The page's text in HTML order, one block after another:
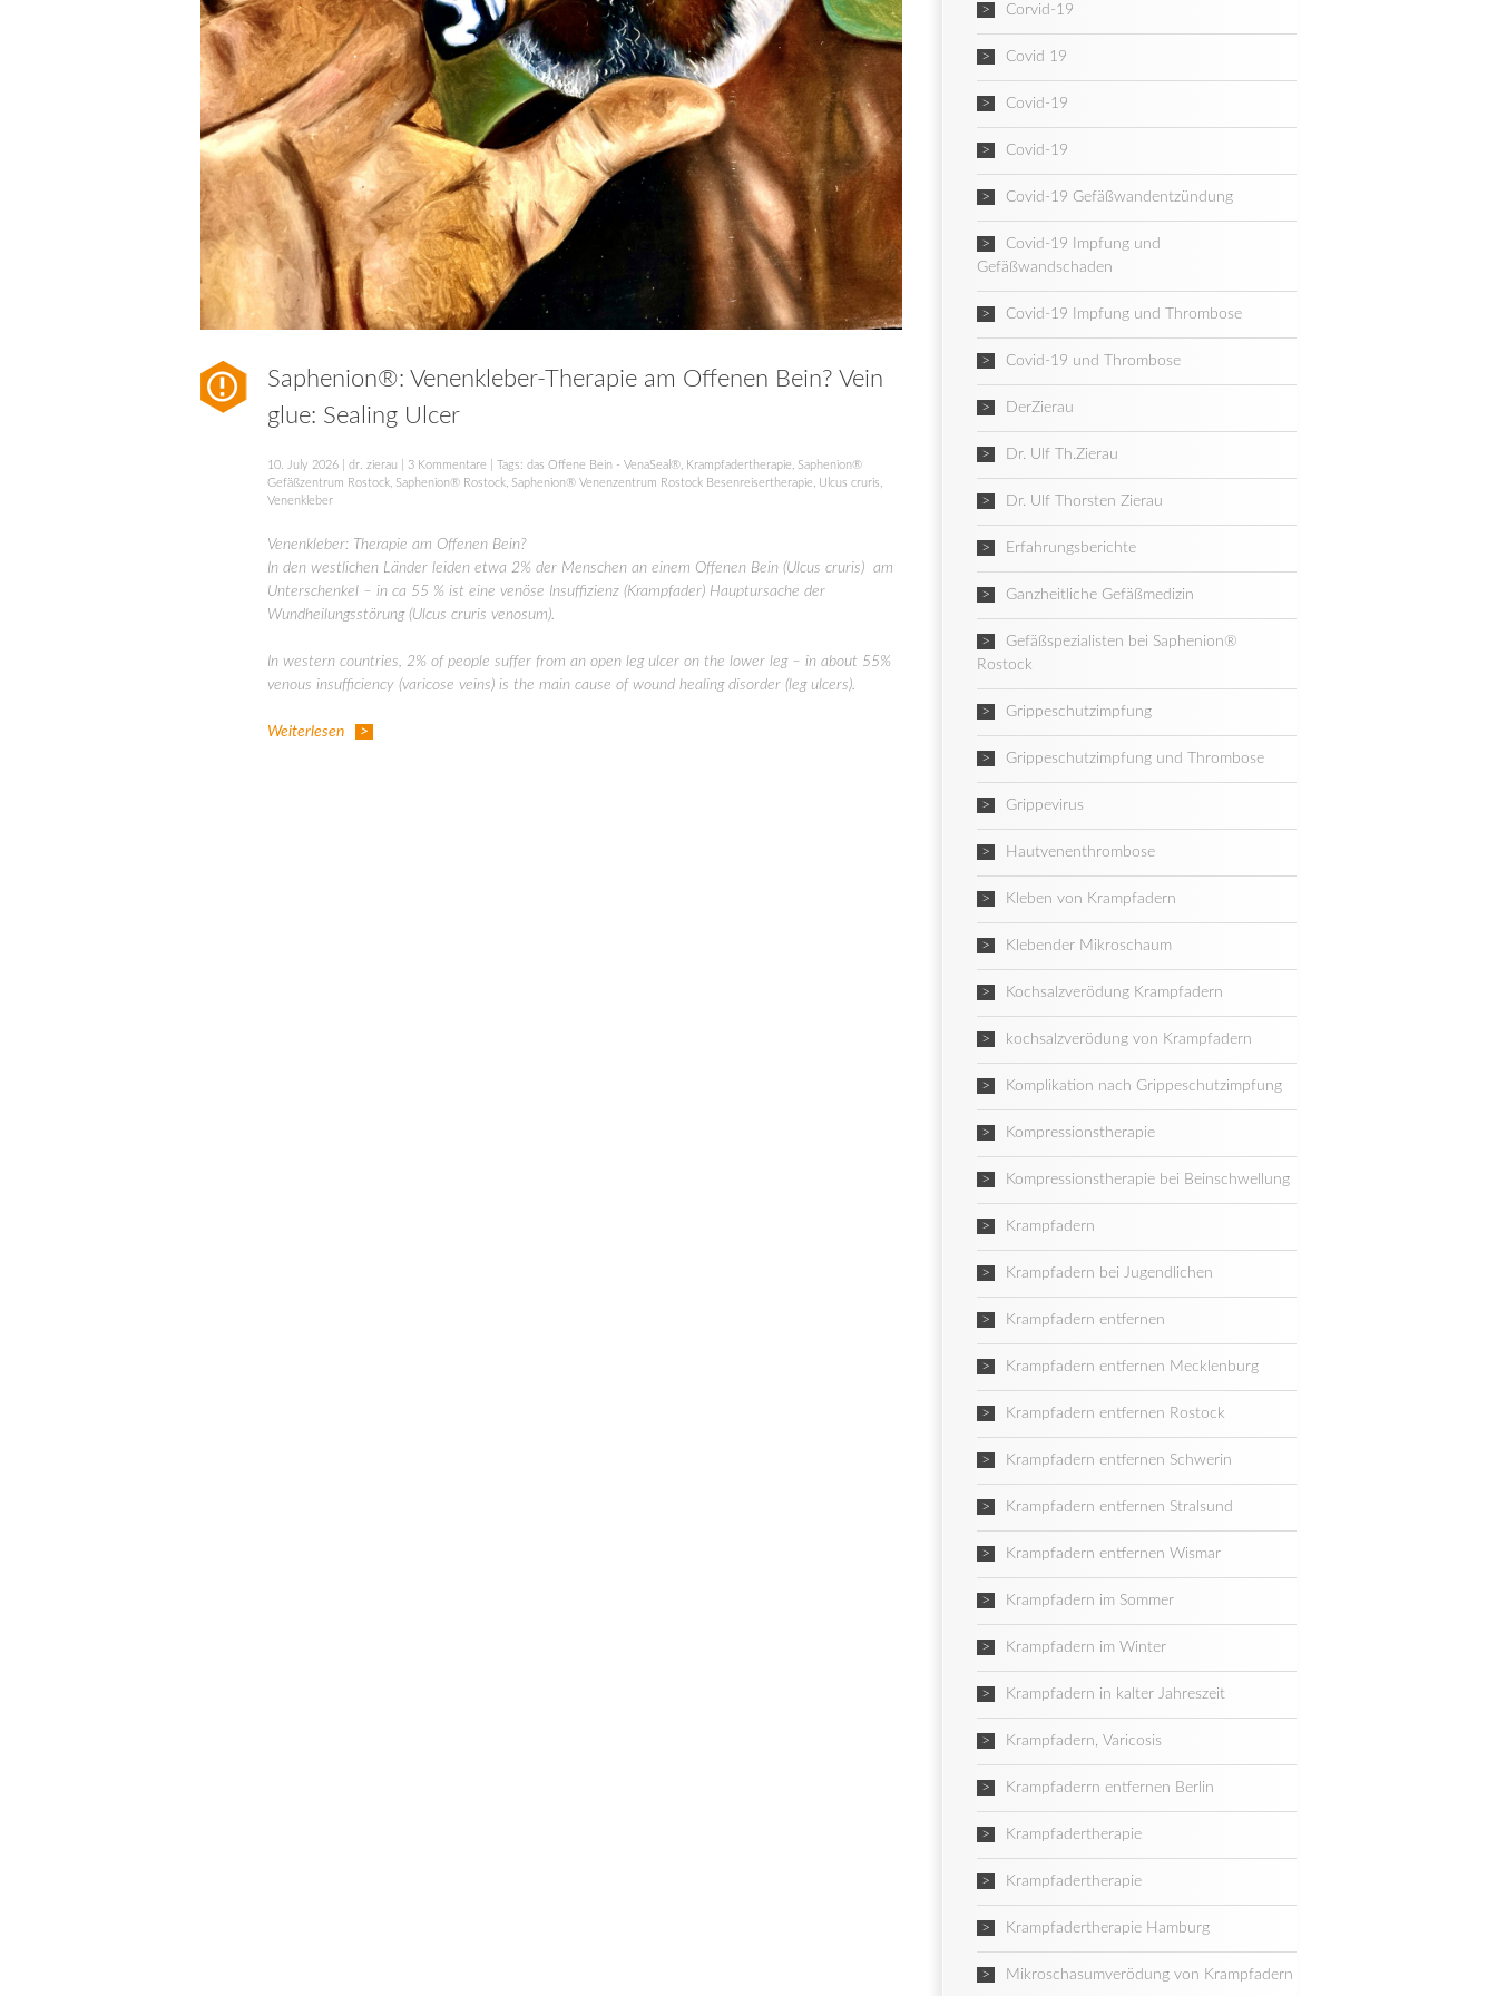
Saphenion®: Venenkleber-Therapie am Offenen Bein? Vein
glue: Sealing Ulcer
10. July 2026 dr. zierau 3 Kommentare | Tags: das Offene Bein - VenaSeal®, Krampfadertherapie, Saphenion®
Gefäßzentrum Rostock, Saphenion® Rostock, Saphenion® Venenzentrum Rostock Besenreisertherapie, Ulcus cruris,
Venenkleber
Venenkleber: Therapie am Offenen Bein?
In den westlichen Länder leiden etwa 2% der Menschen an einem Offenen Bein (Ulcus cruris) am
Unterschenkel – in ca 55 % ist eine venöse Insuffizienz (Krampfader) Hauptursache der
Wundheilungsstörung (Ulcus cruris venosum).
In western countries, 2% of people suffer from an open leg ulcer on the lower leg – in about 55%
venous insufficiency (varicose veins) is the main cause of wound healing disorder (leg ulcers).
Weiterlesen
Corvid-19
Covid 19
Covid-19
Covid-19
Covid-19 Gefäßwandentzündung
Covid-19 Impfung und
Gefäßwandschaden
Covid-19 Impfung und Thrombose
Covid-19 und Thrombose
DerZierau
Dr. Ulf Th.Zierau
Dr. Ulf Thorsten Zierau
Erfahrungsberichte
Ganzheitliche Gefäßmedizin
Gefäßspezialisten bei Saphenion®
Rostock
Grippeschutzimpfung
Grippeschutzimpfung und Thrombose
Grippevirus
Hautvenenthrombose
Kleben von Krampfadern
Klebender Mikroschaum
Kochsalzverödung Krampfadern
kochsalzverödung von Krampfadern
Komplikation nach Grippeschutzimpfung
Kompressionstherapie
Kompressionstherapie bei Beinschwellung
Krampfadern
Krampfadern bei Jugendlichen
Krampfadern entfernen
Krampfadern entfernen Mecklenburg
Krampfadern entfernen Rostock
Krampfadern entfernen Schwerin
Krampfadern entfernen Stralsund
Krampfadern entfernen Wismar
Krampfadern im Sommer
Krampfadern im Winter
Krampfadern in kalter Jahreszeit
Krampfadern, Varicosis
Krampfaderrn entfernen Berlin
Krampfadertherapie
Krampfadertherapie
Krampfadertherapie Hamburg
Mikroschasumverödung von Krampfadern